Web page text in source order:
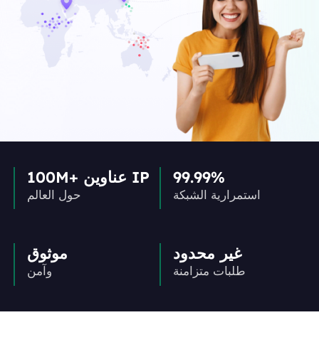
100M+ عناوين IP
حول العالم
99.99%
استمرارية الشبكة
موثوق
وآمن
غير محدود
طلبات متزامنة